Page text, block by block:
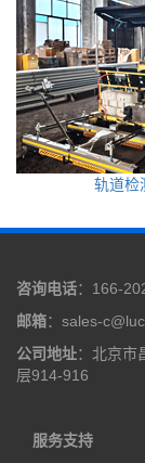
轨道检
咨询电话：166-
邮箱：sales-
公司地址：北京市
层914-916
服务支持